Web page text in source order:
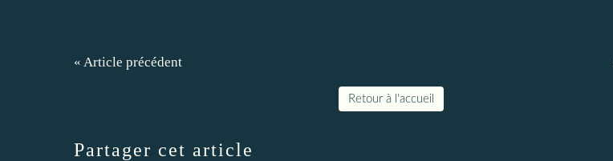
« Article précédent
Retour à l'accueil
Partager cet article